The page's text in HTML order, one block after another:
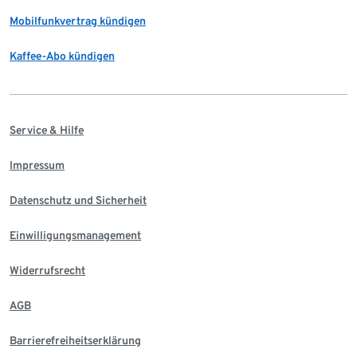
Mobilfunkvertrag kündigen
Kaffee-Abo kündigen
Service & Hilfe
Impressum
Datenschutz und Sicherheit
Einwilligungsmanagement
Widerrufsrecht
AGB
Barrierefreiheitserklärung